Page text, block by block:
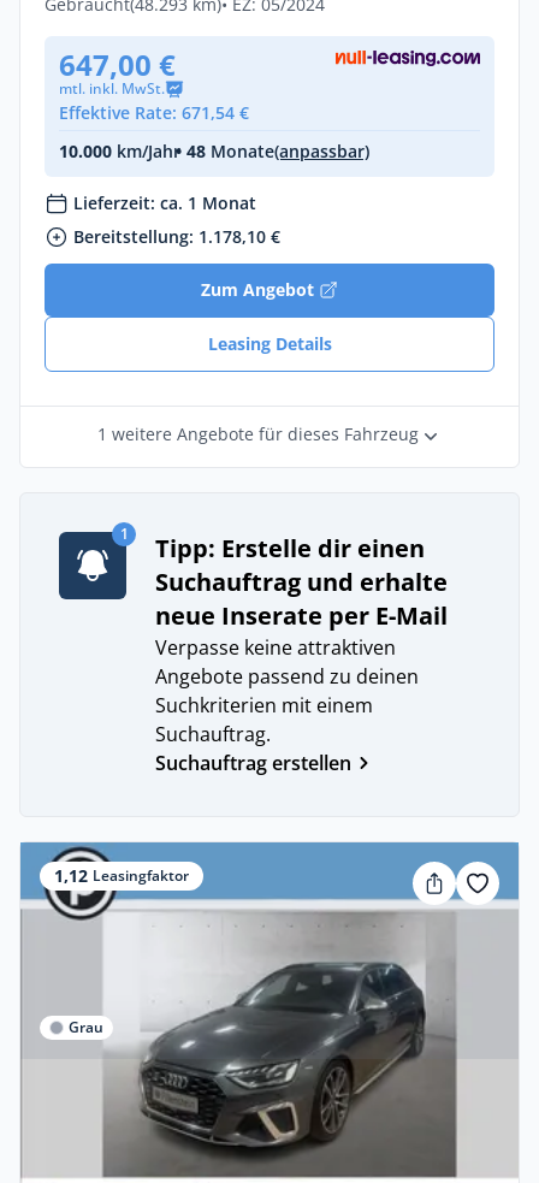
Gebraucht(48.293 km)• EZ: 05/2024
647,00 €
mtl. inkl. MwSt.
Effektive Rate: 671,54 €
10.000 km/Jahr• 48 Monate(anpassbar)
Lieferzeit: ca. 1 Monat
Bereitstellung: 1.178,10 €
Zum Angebot
Leasing Details
1 weitere Angebote für dieses Fahrzeug
1
Tipp: Erstelle dir einen
Suchauftrag und erhalte
neue Inserate per E-Mail
Verpasse keine attraktiven
Angebote passend zu deinen
Suchkriterien mit einem
Suchauftrag.
Suchauftrag erstellen
1,12 Leasingfaktor
Grau
Privat & Gewerbe
Audi S4 Avant 3.0 TDI qu. tiptr. PANO AHK